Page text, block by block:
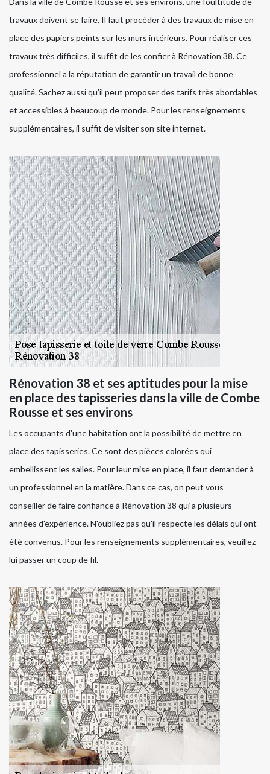
travaux doivent se faire. Il faut procéder à des travaux de mise en
place des papiers peints sur les murs intérieurs. Pour réaliser ces
travaux très difficiles, il suffit de les confier à Rénovation 38. Ce
professionnel a la réputation de garantir un travail de bonne
qualité. Sachez aussi qu'il peut proposer des tarifs très abordables
et accessibles à beaucoup de monde. Pour les renseignements
supplémentaires, il suffit de visiter son site internet.
Rénovation 38 et ses aptitudes pour la mise
en place des tapisseries dans la ville de Combe
Rousse et ses environs
Les occupants d'une habitation ont la possibilité de mettre en
place des tapisseries. Ce sont des pièces colorées qui
embellissent les salles. Pour leur mise en place, il faut demander à
un professionnel en la matière. Dans ce cas, on peut vous
conseiller de faire confiance à Rénovation 38 qui a plusieurs
années d'expérience. N'oubliez pas qu'il respecte les délais qui ont
été convenus. Pour les renseignements supplémentaires, veuillez
lui passer un coup de fil.